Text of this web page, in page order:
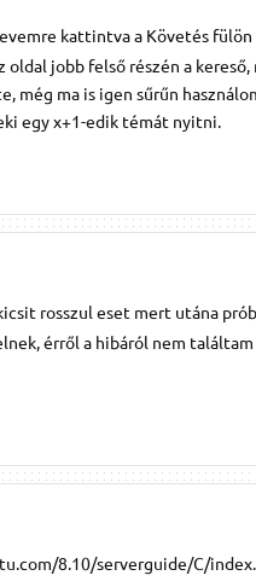
kattintva a Követés
jobb felső részén a
még ma is igen sűrűn
egy x+1-edik témát nyitni.
rosszul eset mert utána
érről a hibáról nem
8.10/serverguide/C/